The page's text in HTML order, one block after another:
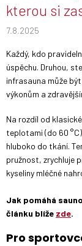
kterou si
7.8.2025
Každý, kdo
úspěchu. Druhou,
infrasauna může
výkonům a
Na rozdíl od
teplotami (do 60
hluboko do tkání.
pružnost, zrychluje
kyseliny mléčné
Jak pomáhá
článku blíže zde.
Pro